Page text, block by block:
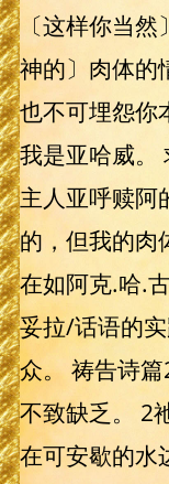
〔这样你当
神的〕肉体的
也不可埋怨你
我是亚哈威。
主人亚呼赎阿
的，但我的肉
在如阿克.哈.
妥拉/话语的
众。 祷告诗
不致缺乏。 2
在可安歇的水